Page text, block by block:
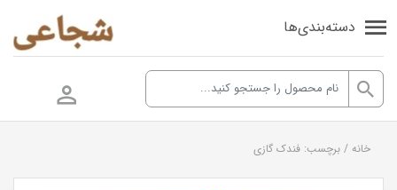
دسته‌بندی‌ها
خانه / برچسب: فندک گازی